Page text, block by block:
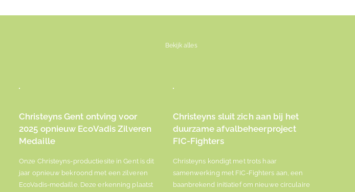
Bekijk alles
Christeyns Gent ontving voor
2025 opnieuw EcoVadis Zilveren
Medaille
Onze Christeyns-productiesite in Gent is dit
jaar opnieuw bekroond met een zilveren
EcoVadis-medaille. Deze erkenning plaatst
Christeyns sluit zich aan bij het
duurzame afvalbeheerproject
FIC-Fighters
Christeyns kondigt met trots haar
samenwerking met FIC-Fighters aan, een
baanbrekend initiatief om nieuwe circulaire